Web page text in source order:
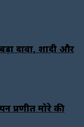
दावा, शादी और
प्रणीत मोरे की